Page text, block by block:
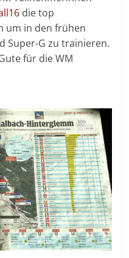
die top
um in den frühen
Super-G zu trainieren.
für die WM